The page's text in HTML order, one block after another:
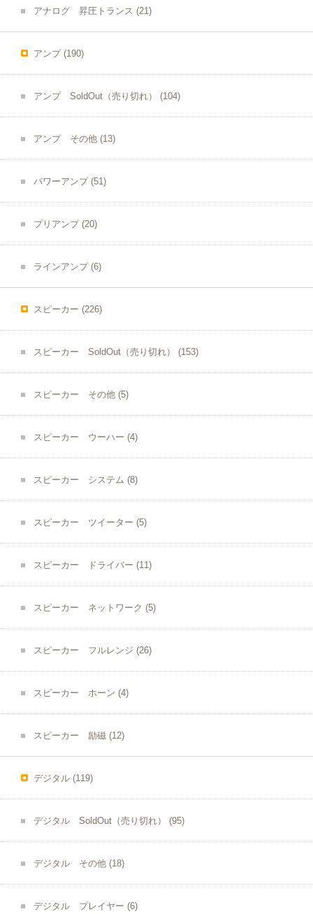
アナログ 昇圧トランス (21)
アンプ (190)
アンプ SoldOut（売り切れ） (104)
アンプ その他 (13)
パワーアンプ (51)
プリアンプ (20)
ラインアンプ (6)
スピーカー (226)
スピーカー SoldOut（売り切れ） (153)
スピーカー その他 (5)
スピーカー ウーハー (4)
スピーカー システム (8)
スピーカー ツイーター (5)
スピーカー ドライバー (11)
スピーカー ネットワーク (5)
スピーカー フルレンジ (26)
スピーカー ホーン (4)
スピーカー 励磁 (12)
デジタル (119)
デジタル SoldOut（売り切れ） (95)
デジタル その他 (18)
デジタル プレイヤー (6)